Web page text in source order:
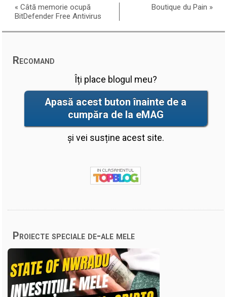
«Câtă memorie ocupă
BitDefender Free Antivirus
Boutique du Pain »
Recomand
Îți place blogul meu?
Apasă acest buton înainte de a
cumpăra de la eMAG
și vei susține acest site.
Proiecte speciale de-ale mele